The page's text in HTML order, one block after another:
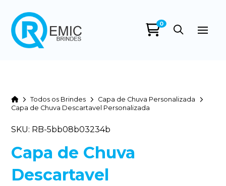
0
HomeTodos os Brindes
Capa de Chuva Personalizada
Capa de Chuva Descartavel Personalizada
SKU: RB-5bb08b03234b
Capa de Chuva
Descartavel